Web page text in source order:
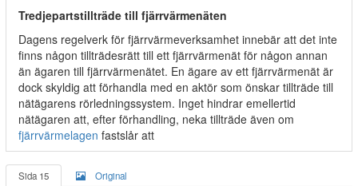
Tredjepartstillträde till fjärrvärmenäten
Dagens regelverk för fjärrvärmeverksamhet innebär att det inte
finns någon tillträdesrätt till ett fjärrvärmenät för någon annan
än ägaren till fjärrvärmenätet. En ägare av ett fjärrvärmenät är
dock skyldig att förhandla med en aktör som önskar tillträde till
nätägarens rörledningssystem. Inget hindrar emellertid
nätägaren att, efter förhandling, neka tillträde även om
fjärrvärmelagen fastslår att
Sida 15 Original